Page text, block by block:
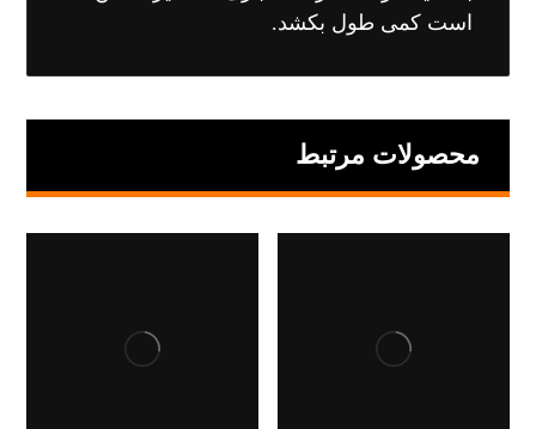
است کمی طول بکشد.
محصولات مرتبط